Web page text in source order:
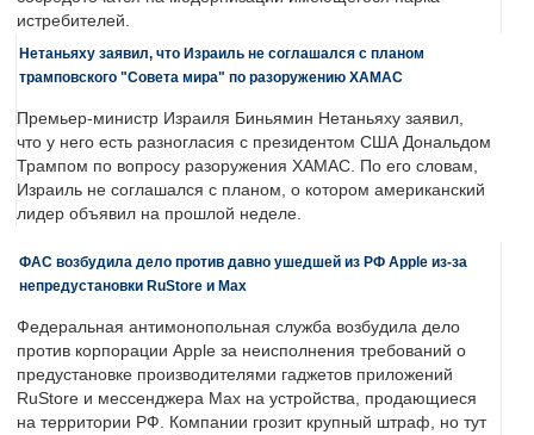
истребителей.
Нетаньяху заявил, что Израиль не соглашался с планом
трамповского "Совета мира" по разоружению ХАМАС
Премьер-министр Израиля Биньямин Нетаньяху заявил,
что у него есть разногласия с президентом США Дональдом
Трампом по вопросу разоружения ХАМАС. По его словам,
Израиль не соглашался с планом, о котором американский
лидер объявил на прошлой неделе.
ФАС возбудила дело против давно ушедшей из РФ Apple из-за
непредустановки RuStore и Max
Федеральная антимонопольная служба возбудила дело
против корпорации Apple за неисполнения требований о
предустановке производителями гаджетов приложений
RuStore и мессенджера Max на устройства, продающиеся
на территории РФ. Компании грозит крупный штраф, но тут